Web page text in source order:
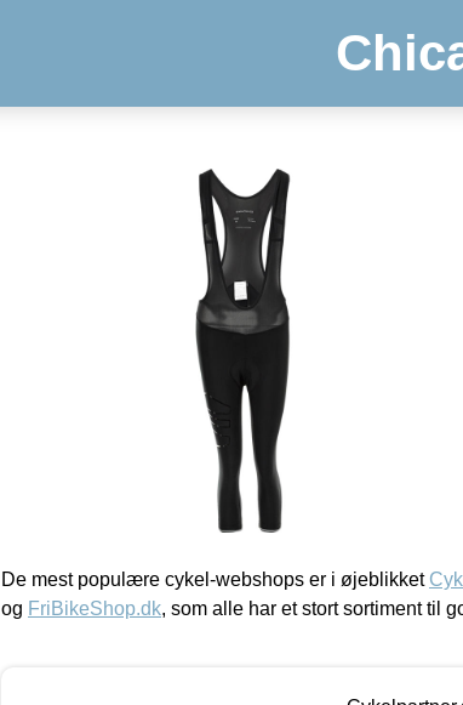
De mest populære cykel-webshops er i øjeblikket
og FriBikeShop.dk, som alle har et stort sortiment til